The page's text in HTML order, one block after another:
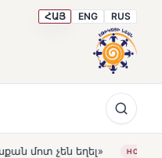
ՀԱՅ ENG RUS
HOT Լեռնահովիտի